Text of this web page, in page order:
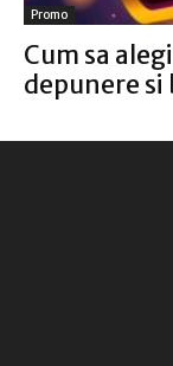
Promo
Cum sa
depunere si